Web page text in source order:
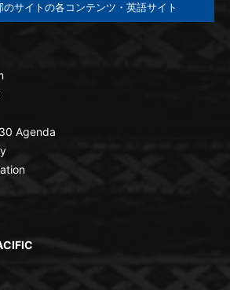
のサイトの各コンテンツ・英語サイト
Agenda